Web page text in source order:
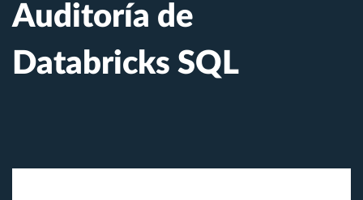
Auditoría de
Databricks SQL